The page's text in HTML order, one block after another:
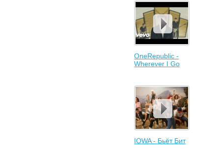
OneRepublic -
Wherever I Go
IOWA - Бьёт Бит